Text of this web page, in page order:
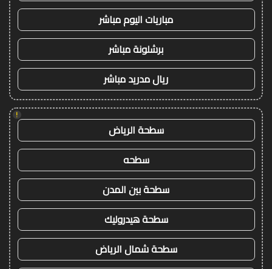
مباريات اليوم مباشر
برشلونة مباشر
ريال مدريد مباشر
!
سطحة الرياض
سطحه
سطحة بين المدن
سطحة هيدروليك
سطحة شمال الرياض